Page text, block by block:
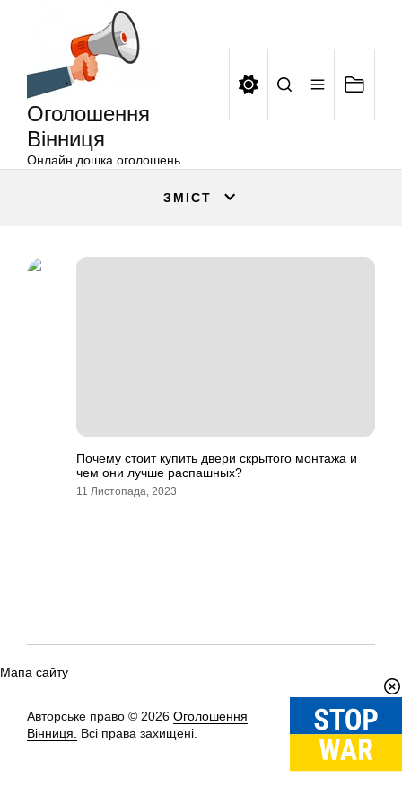
Оголошення
Вінниця
Онлайн дошка оголошень
ЗМІСТ
Почему стоит купить двери скрытого монтажа и
чем они лучше распашных?
11 Листопада, 2023
Мапа сайту
Авторське право © 2026 Оголошення
Вінниця.
Всі права захищені.
Вгору↑